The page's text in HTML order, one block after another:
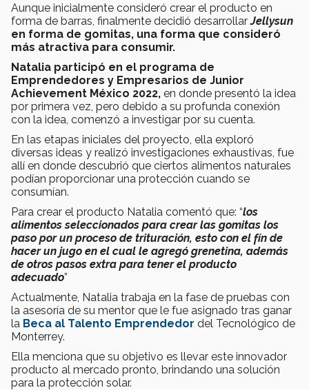
Aunque inicialmente consideró crear el producto en
forma de barras, finalmente decidió desarrollarJellysun
en forma de gomitas, una forma que consideró
más atractiva para consumir.
Natalia participó en el programa de
Emprendedores y Empresarios de Junior
Achievement México 2022, en donde presentó la idea
por primera vez, pero debido a su profunda conexión
con la idea, comenzó a investigar por su cuenta.
En las etapas iniciales del proyecto, ella exploró
diversas ideas y realizó investigaciones exhaustivas, fue
allí en donde descubrió que ciertos alimentos naturales
podían proporcionar una protección cuando se
consumían.
Para crear el producto Natalia comentó que: “los
alimentos seleccionados para crear las gomitas los
paso por un proceso de trituración, esto con el fín de
hacer un jugo en el cual le agregó grenetina, además
de otros pasos extra para tener el producto
adecuado”
Actualmente, Natalia trabaja en la fase de pruebas con
la asesoría de su mentor que le fue asignado tras ganar
la Beca al Talento Emprendedor del Tecnológico de
Monterrey.
Ella menciona que su objetivo es llevar este innovador
producto al mercado pronto, brindando una solución
para la protección solar.